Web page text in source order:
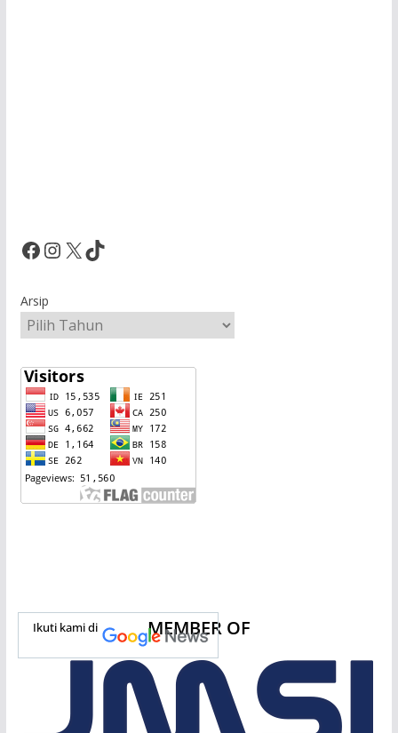
Facebook InstagramX TikTok
Arsip
Ikuti kami di MEMBER OF